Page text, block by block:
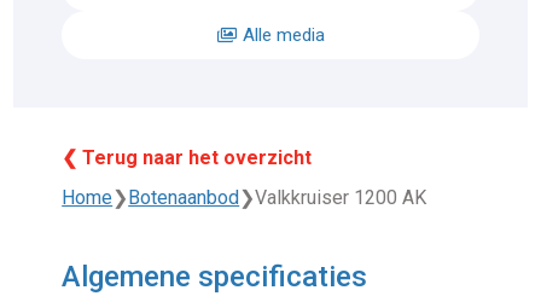
Alle media
❮ Terug naar het overzicht
Home❯ Botenaanbod ❯Valkkruiser 1200 AK
Algemene specificaties